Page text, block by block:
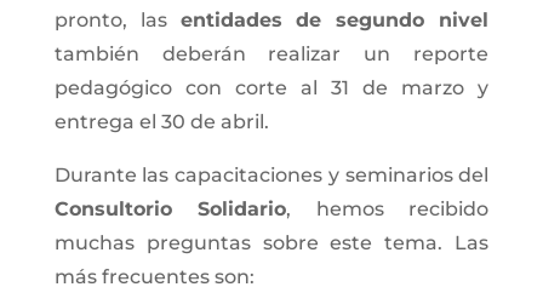
pronto, las entidades de segundo nivel
también deberán realizar un reporte
pedagógico con corte al 31 de marzo y
entrega el 30 de abril.
Durante las capacitaciones y seminarios del
Consultorio Solidario, hemos recibido
muchas preguntas sobre este tema. Las
más frecuentes son: